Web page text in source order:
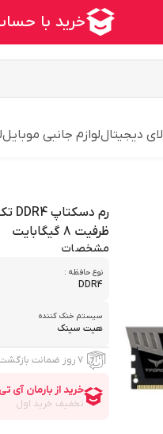
دیجیتاللوازم جانبی موبایل
ظرفیت 8 گیگابایت
مشخصات
نوع حافظه :
DDR4
سیستم خنک کننده
هیت سینک
۷ روز ضمانت بازگشت کالا